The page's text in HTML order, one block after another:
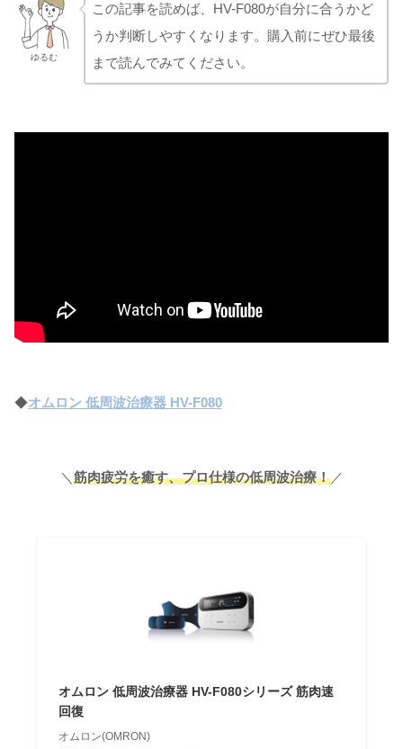
ゆるむ
この記事を読めば、HV-F080が自分に合うかど
うか判断しやすくなります。購入前にぜひ最後
まで読んでみてください。
◆オムロン 低周波治療器 HV-F080
＼ 筋肉疲労を癒す、プロ仕様の低周波治療！／
オムロン 低周波治療器 HV-F080シリーズ 筋肉速
回復
オムロン(OMRON)